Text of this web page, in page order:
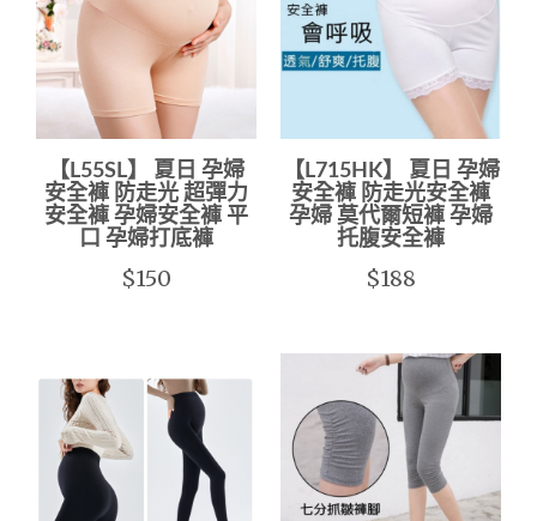
【L55SL】 夏日 孕婦
安全褲 防走光 超彈力
安全褲 孕婦安全褲 平
口 孕婦打底褲
$150
【L715HK】 夏日 孕婦
安全褲 防走光安全褲
孕婦 莫代爾短褲 孕婦
托腹安全褲
$188